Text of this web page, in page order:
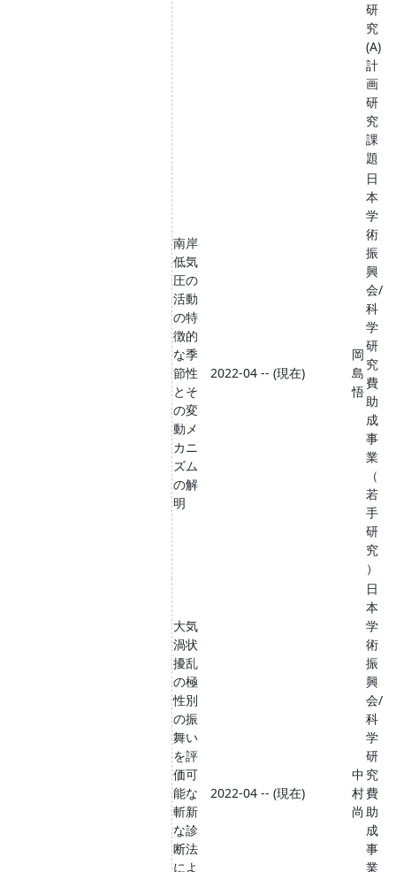
研
究
(A)
計
画
研
究
課
題
南岸
低気
圧の
活動
の特
徴的
な季
節性
とそ
の変
動メ
カニ
ズム
の解
明
2022-04 -- (現在)
岡
島
悟
日
本
学
術
振
興
会/
科
学
研
究
費
助
成
事
業
（
若
手
研
究
）
大気
渦状
擾乱
の極
性別
の振
舞い
を評
価可
能な
斬新
な診
断法
によ
2022-04 -- (現在)
中
村
尚
日
本
学
術
振
興
会/
科
学
研
究
費
助
成
事
業